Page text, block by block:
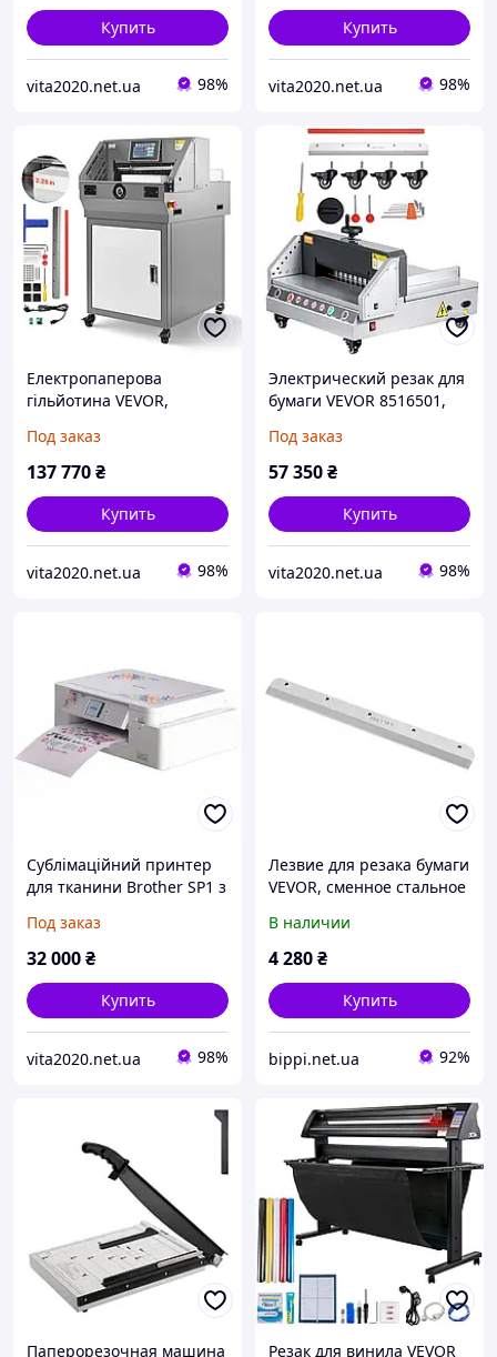
Купить
vita2020.net.ua 98%
Купить
vita2020.net.ua 98%
Електропаперова
гільйотина VEVOR,
457 мм,товщина різання
58мм.
Под заказ
137 770₴
Купить
vita2020.net.ua 98%
Электрический резак для
бумаги VEVOR 8516501,
мм / товщина різання 4
см),
Под заказ
57 350₴
Купить
vita2020.net.ua 98%
Сублімаційний принтер
для тканини Brother SP1 з
Под заказ
32 000₴
Купить
vita2020.net.ua 98%
Лезвие для резака бумаги
VEVOR, сменное стальное
нагрузкой, подходит для
профессионального
В наличии
4 280₴
Купить
bippi.net.ua 92%
Паперорезочная машина Резак для винила VEVOR